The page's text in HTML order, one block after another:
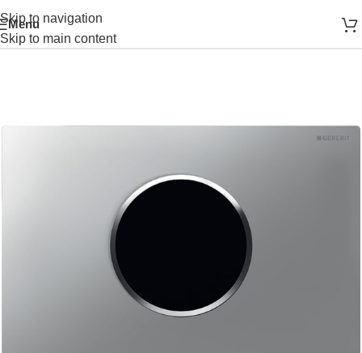
Skip to navigation
Skip to main content
MenuSISTEM INSTALARE CLAPETA